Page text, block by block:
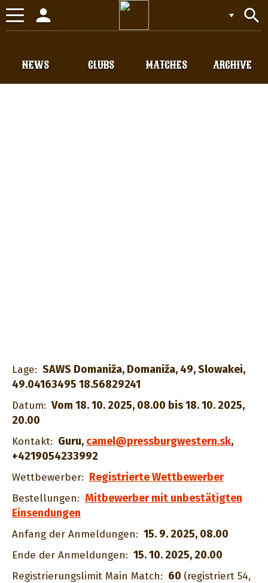
Toggle
navigation
search
person
CLUBS
NEWS MATCHES ARCHIVE
Lage: SAWS Domaniža, Domaniža, 49, Slowakei,
49.04163495 18.56829241
Datum: Vom 18. 10. 2025, 08.00 bis 18. 10. 2025,
20.00
Kontakt: Guru, camel@pressburgwestern.sk,
+4219054233992
Wettbewerber: Registrierte Wettbewerber
Bestellungen: Mitbewerber mit unbestätigten
Einsendungen
Anfang der Anmeldungen: 15. 9. 2025, 08.00
Ende der Anmeldungen: 15. 10. 2025, 20.00
Registrierungslimit Main Match: 60 (registriert 54,